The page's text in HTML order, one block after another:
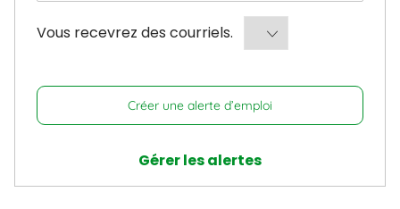
Vous recevrez des courriels. Required
Créer une alerte d’emploi
Gérer les alertes